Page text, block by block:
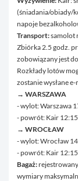
(śniadania/obiady/
napoje
Transport:samolot
Zbiórka 2.5 godz.
zobowiązany jest
Rozkłady lotów
zostanie wysłane
→ WARSZAWA
- wylot: Warszawa
- powrót: Kair
→ WROCŁAW
- wylot: Wrocław
- powrót: Kair
Bagaż:
wymiary